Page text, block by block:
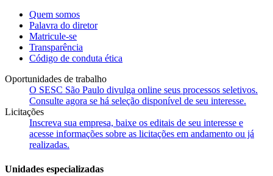
Quem somos
Palavra do diretor
Matricule-se
Transparência
Código de conduta ética
Oportunidades de trabalho
O SESC São Paulo divulga online seus processos seletivos.
Consulte agora se há seleção disponível de seu interesse.
Licitações
Inscreva sua empresa, baixe os editais de seu interesse e
acesse informações sobre as licitações em andamento ou já
realizadas.
Unidades especializadas